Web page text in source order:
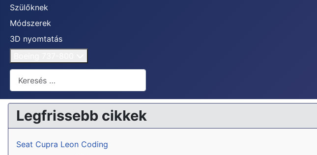
Szülőknek
Módszerek
3D nyomtatás
Keresés...
Legfrissebb cikkek
Seat Cupra Leon Coding